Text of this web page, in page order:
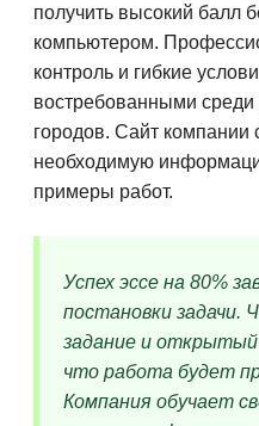
получить высокий балл
компьютером.
контроль и гибкие
востребованными
городов. Сайт компании
необходимую
примеры работ.
Успех эссе на 80%
постановки задачи.
задание и
что работа будет
Компания обучает